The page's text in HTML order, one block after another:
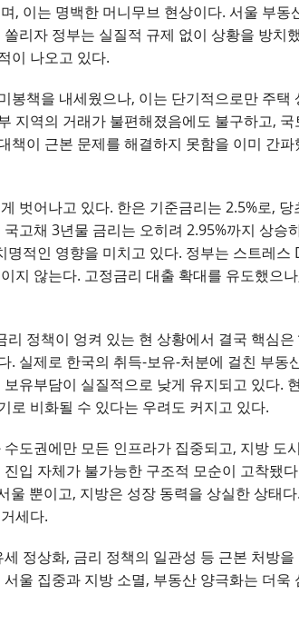
, 이는 명백한 머니무브 현상이다. 서울 부
리자 정부는 실질적 규제 없이 상황을 방
이 나오고 있다.
봉책을 내세웠으나, 이는 단기적으로만 주
지역의 거래가 불편해졌음에도 불구하고,
책이 근본 문제를 해결하지 못함을 이미 간
벗어나고 있다. 한은 기준금리는 2.5%로,
고채 3년물 금리는 오히려 2.95%까지 상
적인 영향을 미치고 있다. 정부는 스트레
지 않는다. 고정금리 대출 확대를 유도했으
정책이 엉켜 있는 현 상황에서 결국 핵심
. 실제로 한국의 취득-보유-처분에 걸친 부동
유부담이 실질적으로 낮게 유지되고 있다.
로 비화될 수 있다는 우려도 커지고 있다.
도권에만 모든 인프라가 집중되고, 지방 도
입 자체가 불가능한 구조적 모순이 고착됐
울 뿐이고, 지방은 성장 동력을 상실한 상태
세다.
정상화, 금리 정책의 일관성 등 근본 처방
울 집중과 지방 소멸, 부동산 양극화는 더욱